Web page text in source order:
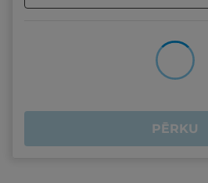
PĒRKU